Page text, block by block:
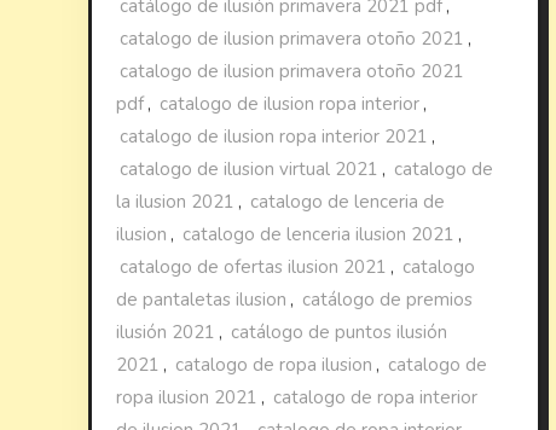
catálogo de ilusión primavera 2021 pdf,
catalogo de ilusion primavera otoño 2021 ,
catalogo de ilusion primavera otoño 2021
pdf, catalogo de ilusion ropa interior ,
catalogo de ilusion ropa interior 2021 ,
catalogo de ilusion virtual 2021 , catalogo de
la ilusion 2021 , catalogo de lenceria de
ilusion , catalogo de lenceria ilusion 2021 ,
catalogo de ofertas ilusion 2021 , catalogo
de pantaletas ilusion , catálogo de premios
ilusión 2021 , catálogo de puntos ilusión
2021 , catalogo de ropa ilusion , catalogo de
ropa ilusion 2021 , catalogo de ropa interior